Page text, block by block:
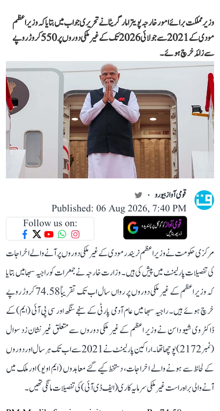
وزیر مملکت برائے امور خارجہ پویترا مارگریٹا نے تحریری جواب میں بتایا کہ وزیر اعظم
مودی کے 2021 سے جولائی 2026 تک کے غیر ملکی دوروں پر 550 کروڑ روپے
سے زائد خرچ ہوئے۔
قومی آواز بیورو
Published: 06 Aug 2026, 7:40 PM
Follow us on:
مرکزی حکومت نے وزیر اعظم نریندر مودی کے غیر ملکی دوروں پر آنے والے اخراجات
کی تفصیلات پارلیمنٹ میں پیش کی ہیں۔ وزارت خارجہ نے جمعرات کو راجیہ سبھا میں بتایا
کہ وزیر اعظم کے غیر ملکی دوروں پر رواں سال اب تک تقریباً 74.58 کروڑ روپے
خرچ ہوئے ہیں۔ راجیہ سبھا میں عام آدمی پارٹی کے سنجے سنگھ اور سی پی آئی (ایم) کے
ڈاکٹر وی شیو داسن نے وزیر اعظم کے غیر ملکی دوروں سے متعلق غیر نشان زد سوال
(نمبر 2172) پوچھا تھا۔ اراکین پارلیمنٹ نے 2021 سے اب تک ہر سال اور دوروں
کے لحاظ سے ہونے والے اخراجات، دستخط کیے گئے معاہدوں (ایم او یو) اور ملک میں
آنے والی براہ راست غیر ملکی سرمایہ کاری (ایف ڈی آئی) کی تفصیلات مانگی تھیں۔